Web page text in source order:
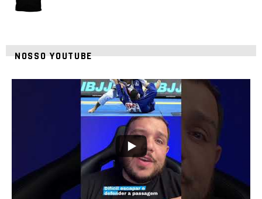
NOSSO YOUTUBE